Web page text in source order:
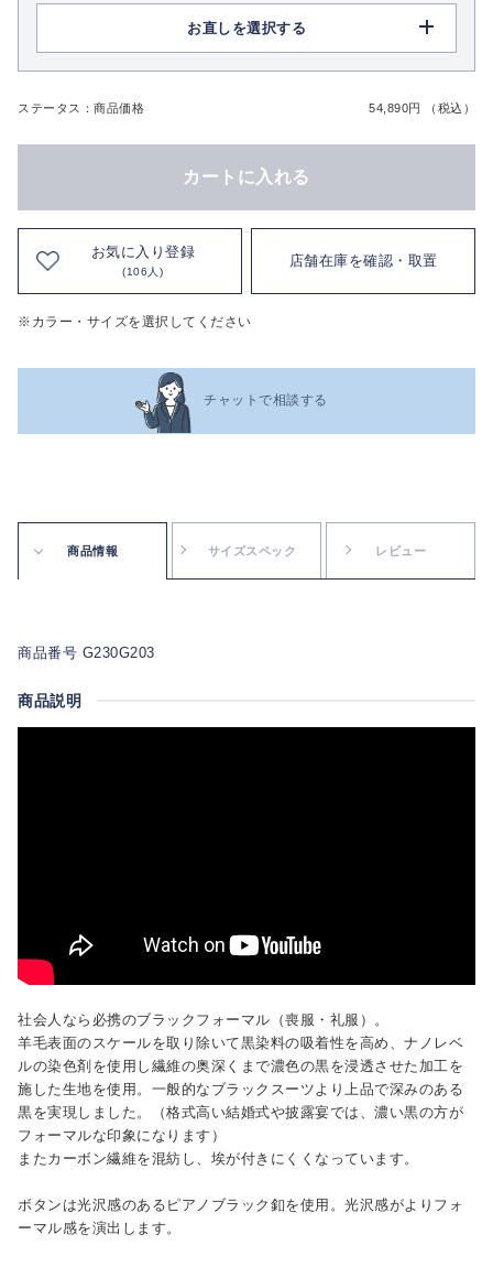
お直しを選択する
ステータス：商品価格 54,890円 （税込）
カートに入れる
お気に入り登録
(106人)
店舗在庫を確認・取置
※カラー・サイズを選択してください
チャットで相談する
商品情報 サイズスペック レビュー
商品番号 G230G203
商品説明
社会人なら必携のブラックフォーマル（喪服・礼服）。
羊毛表面のスケールを取り除いて黒染料の吸着性を高め、ナノレベ
ルの染色剤を使用し繊維の奥深くまで濃色の黒を浸透させた加工を
施した生地を使用。一般的なブラックスーツより上品で深みのある
黒を実現しました。（格式高い結婚式や披露宴では、濃い黒の方が
フォーマルな印象になります）
またカーボン繊維を混紡し、埃が付きにくくなっています。
ボタンは光沢感のあるピアノブラック釦を使用。光沢感がよりフォ
ーマル感を演出します。